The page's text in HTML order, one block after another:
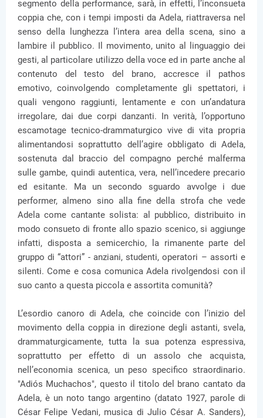
segmento della performance, sarà, in effetti, l’inconsueta
coppia che, con i tempi imposti da Adela, riattraversa nel
senso della lunghezza l’intera area della scena, sino a
lambire il pubblico. Il movimento, unito al linguaggio dei
gesti, al particolare utilizzo della voce ed in parte anche al
contenuto del testo del brano, accresce il pathos
emotivo, coinvolgendo completamente gli spettatori, i
quali vengono raggiunti, lentamente e con un’andatura
irregolare, dai due corpi danzanti. In verità, l’opportuno
escamotage tecnico-drammaturgico vive di vita propria
alimentandosi soprattutto dell’agire obbligato di Adela,
sostenuta dal braccio del compagno perché malferma
sulle gambe, quindi autentica, vera, nell’incedere precario
ed esitante. Ma un secondo sguardo avvolge i due
performer, almeno sino alla fine della strofa che vede
Adela come cantante solista: al pubblico, distribuito in
modo consueto di fronte allo spazio scenico, si aggiunge
infatti, disposta a semicerchio, la rimanente parte del
gruppo di “attori” - anziani, studenti, operatori – assorti e
silenti. Come e cosa comunica Adela rivolgendosi con il
suo canto a questa piccola e assortita comunità?
L’esordio canoro di Adela, che coincide con l’inizio del
movimento della coppia in direzione degli astanti, svela,
drammaturgicamente, tutta la sua potenza espressiva,
soprattutto per effetto di un assolo che acquista,
nell’economia scenica, un peso specifico straordinario.
"Adiós Muchachos", questo il titolo del brano cantato da
Adela, è un noto tango argentino (datato 1927, parole di
César Felipe Vedani, musica di Julio César A. Sanders),